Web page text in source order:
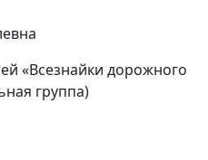
«Всезнайки дорожного
группа)